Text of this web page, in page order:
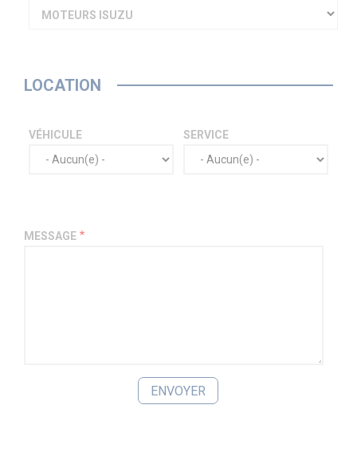
MOTEURS ISUZU
LOCATION
VÉHICULE SERVICE
MESSAGE